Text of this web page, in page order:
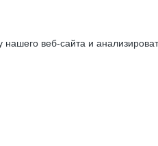
веб-сайта и